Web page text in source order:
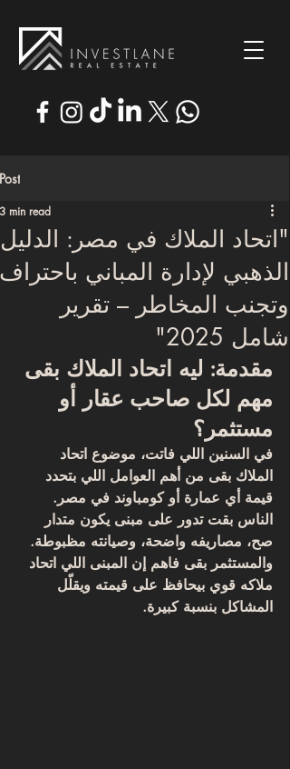
Post
"اتحاد الملاك في مصر: الدليل
الذهبي لإدارة المباني باحتراف
وتجنب المخاطر – تقرير
شامل 2025"
3 min read
مقدمة: ليه اتحاد الملاك بقى
مهم لكل صاحب عقار أو
مستثمر؟
في السنين اللي فاتت، موضوع اتحاد
الملاك بقى من أهم العوامل اللي بتحدد
قيمة أي عمارة أو كومباوند في مصر.
الناس بقت تدور على مبنى يكون متدار
صح، مصاريفه واضحة، وصيانته مظبوطة.
والمستثمر بقى فاهم إن المبنى اللي اتحاد
ملاكه قوي بيحافظ على قيمته ويقلّل
المشاكل بنسبة كبيرة.